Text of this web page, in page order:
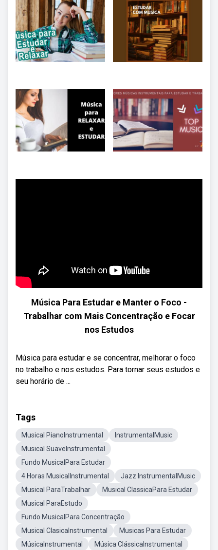
Música Para Estudar e Manter o Foco -
Trabalhar com Mais Concentração e Focar
nos Estudos
Música para estudar e se concentrar, melhorar o foco
no trabalho e nos estudos. Para tornar seus estudos e
seu horário de ...
Tags
Musical PianoInstrumental
InstrumentalMusic
Musical SuaveInstrumental
Fundo MusicalPara Estudar
4 Horas MusicalInstrumental
Jazz InstrumentalMusic
Musical ParaTrabalhar
Musical ClassicaPara Estudar
Musical ParaEstudo
Fundo MusicalPara Concentração
Musical ClasicaInstrumental
Musicas Para Estudar
MúsicaInstrumental
Música ClássicaInstrumental